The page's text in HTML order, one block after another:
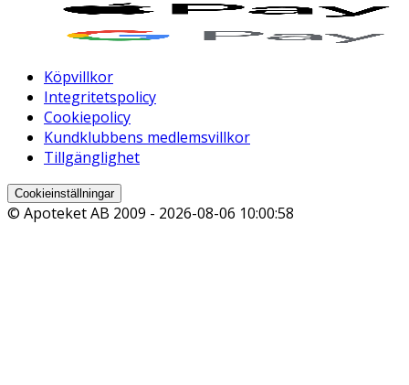
Köpvillkor
Integritetspolicy
Cookiepolicy
Kundklubbens medlemsvillkor
Tillgänglighet
Cookieinställningar
© Apoteket AB 2009 - 2026-08-06 10:00:58